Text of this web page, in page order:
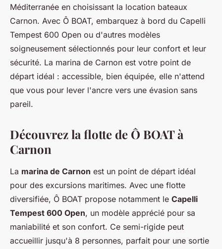
Méditerranée en choisissant la location bateaux
Carnon. Avec Ô BOAT, embarquez à bord du Capelli
Tempest 600 Open ou d'autres modèles
soigneusement sélectionnés pour leur confort et leur
sécurité. La marina de Carnon est votre point de
départ idéal : accessible, bien équipée, elle n'attend
que vous pour lever l'ancre vers une évasion sans
pareil.
Découvrez la flotte de Ô BOAT à
Carnon
La marina de Carnon est un point de départ idéal
pour des excursions maritimes. Avec une flotte
diversifiée, Ô BOAT propose notamment le Capelli
Tempest 600 Open, un modèle apprécié pour sa
maniabilité et son confort. Ce semi-rigide peut
accueillir jusqu'à 8 personnes, parfait pour une sortie